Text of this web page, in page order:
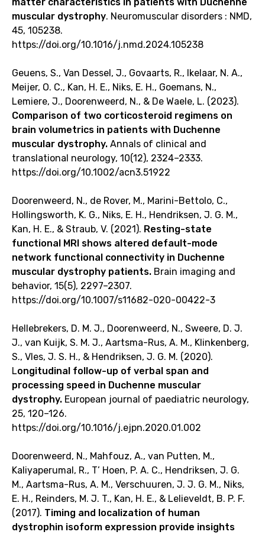
muscular dystrophy. Neuromuscular disorders : NMD,
45, 105238.
https://doi.org/10.1016/j.nmd.2024.105238
Geuens, S., Van Dessel, J., Govaarts, R., Ikelaar, N. A.,
Meijer, O. C., Kan, H. E., Niks, E. H., Goemans, N.,
Lemiere, J., Doorenweerd, N., & De Waele, L. (2023).
Comparison of two corticosteroid regimens on
brain volumetrics in patients with Duchenne
muscular dystrophy. Annals of clinical and
translational neurology, 10(12), 2324–2333.
https://doi.org/10.1002/acn3.51922
Doorenweerd, N., de Rover, M., Marini-Bettolo, C.,
Hollingsworth, K. G., Niks, E. H., Hendriksen, J. G. M.,
Kan, H. E., & Straub, V. (2021). Resting-state
functional MRI shows altered default-mode
network functional connectivity in Duchenne
muscular dystrophy patients. Brain imaging and
behavior, 15(5), 2297–2307.
https://doi.org/10.1007/s11682-020-00422-3
Hellebrekers, D. M. J., Doorenweerd, N., Sweere, D. J.
J., van Kuijk, S. M. J., Aartsma-Rus, A. M., Klinkenberg,
S., Vles, J. S. H., & Hendriksen, J. G. M. (2020).
Longitudinal follow-up of verbal span and
processing speed in Duchenne muscular
dystrophy. European journal of paediatric neurology,
25, 120–126.
https://doi.org/10.1016/j.ejpn.2020.01.002
Doorenweerd, N., Mahfouz, A., van Putten, M.,
Kaliyaperumal, R., T’ Hoen, P. A. C., Hendriksen, J. G.
M., Aartsma-Rus, A. M., Verschuuren, J. J. G. M., Niks,
E. H., Reinders, M. J. T., Kan, H. E., & Lelieveldt, B. P. F.
(2017). Timing and localization of human
dystrophin isoform expression provide insights